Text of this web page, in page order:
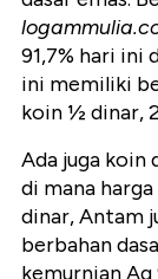
91,7% hari ini
ini memiliki
koin ½ dinar,
Ada juga koin
di mana
dinar, Antam
berbahan
kemurnian Ag